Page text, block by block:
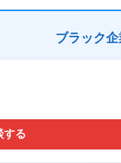
ブラック
する